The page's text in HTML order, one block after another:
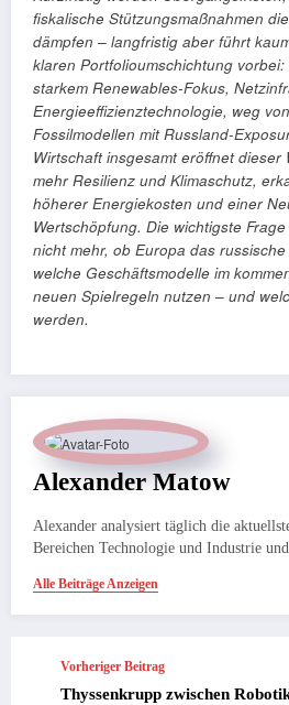
fiskalische Stützungsmaßnahmen
dämpfen – langfristig aber führt
klaren Portfolioumschichtung
starkem Renewables-Fokus,
Energieeffizienztechnologie, weg
Fossilmodellen mit Russland-
Wirtschaft insgesamt eröffnet dieser
mehr Resilienz und Klimaschutz,
höherer Energiekosten und einer
Wertschöpfung. Die wichtigste
nicht mehr, ob Europa das
welche Geschäftsmodelle im
neuen Spielregeln nutzen – und
werden.
Alexander Matow
Alexander analysiert täglich die
Bereichen Technologie und Industrie und
Alle Beiträge Anzeigen
Vorheriger Beitrag
Thyssenkrupp zwischen